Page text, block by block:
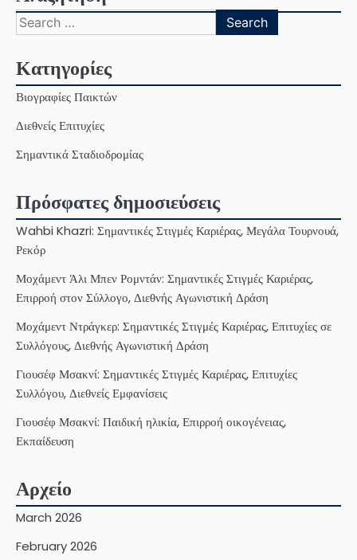
Search
for:
Κατηγορίες
Βιογραφίες Παικτών
Διεθνείς Επιτυχίες
Σημαντικά Σταδιοδρομίας
Πρόσφατες δημοσιεύσεις
Wahbi Khazri: Σημαντικές Στιγμές Καριέρας, Μεγάλα Τουρνουά,
Ρεκόρ
Μοχάμεντ Άλι Μπεν Ρομντάν: Σημαντικές Στιγμές Καριέρας,
Επιρροή στον Σύλλογο, Διεθνής Αγωνιστική Δράση
Μοχάμεντ Ντράγκερ: Σημαντικές Στιγμές Καριέρας, Επιτυχίες σε
Συλλόγους, Διεθνής Αγωνιστική Δράση
Γιουσέφ Μσακνί: Σημαντικές Στιγμές Καριέρας, Επιτυχίες
Συλλόγου, Διεθνείς Εμφανίσεις
Γιουσέφ Μσακνί: Παιδική ηλικία, Επιρροή οικογένειας,
Εκπαίδευση
Αρχείο
March 2026
February 2026